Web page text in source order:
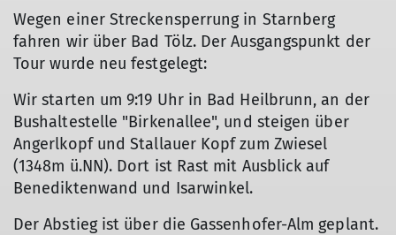
Wegen einer Streckensperrung in Starnberg
fahren wir über Bad Tölz. Der Ausgangspunkt der
Tour wurde neu festgelegt:
Wir starten um 9:19 Uhr in Bad Heilbrunn, an der
Bushaltestelle "Birkenallee", und steigen über
Angerlkopf und Stallauer Kopf zum Zwiesel
(1348m ü.NN). Dort ist Rast mit Ausblick auf
Benediktenwand und Isarwinkel.
Der Abstieg ist über die Gassenhofer-Alm geplant.